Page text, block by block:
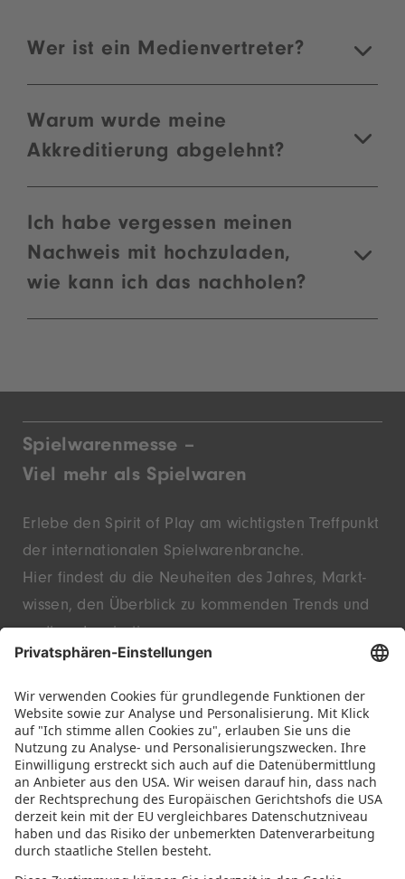
Wer ist ein Medienvertreter?
Warum wurde meine
Akkreditierung abgelehnt?
Ich habe vergessen meinen
Nachweis mit hochzuladen,
wie kann ich das nachholen?
Spielwarenmesse –
Viel mehr als Spielwaren
Erlebe den Spirit of Play am wichtigsten Treffpunkt
der inter­nationalen Spielwaren­branche.
Hier findest du die Neu­heiten des Jahres, Markt­
wissen, den Überblick zu kommenden Trends und
Entdecke innovative Startups und bekannte
Marken – live in Nürnberg.
FOLGE UNS!